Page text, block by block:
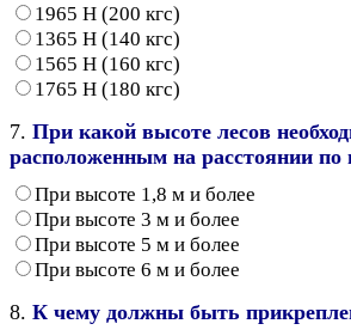
1965 Н (200 кгс)
1365 Н (140 кгс)
1565 Н (160 кгс)
1765 Н (180 кгс)
7. При какой высоте лесов
расположенным на расстоянии по
При высоте 1,8 м и более
При высоте 3 м и более
При высоте 5 м и более
При высоте 6 м и более
8. К чему должны быть